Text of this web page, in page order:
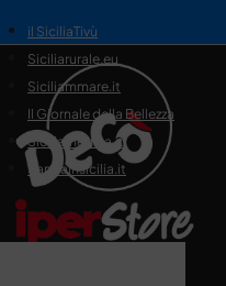
il SiciliaTivù
Siciliarurale.eu
Siciliammare.it
Il Giornale della Bellezza
Siciliamedica.it
Sanitainsicilia.it